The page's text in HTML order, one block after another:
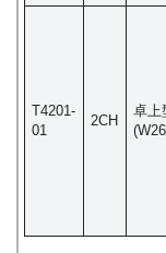
T4201-
01
2CH
卓上